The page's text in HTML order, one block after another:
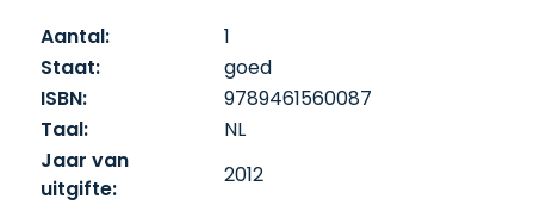
Aantal:
1
Staat:
goed
ISBN:
9789461560087
Taal:
NL
Jaar van
uitgifte:
2012